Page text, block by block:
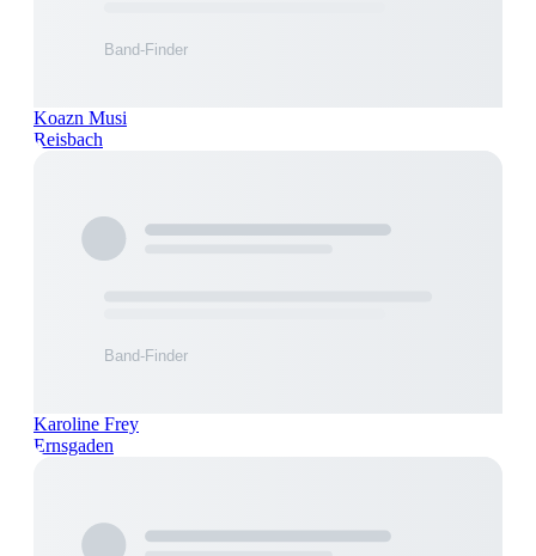
Koazn Musi
Reisbach
Karoline Frey
Ernsgaden